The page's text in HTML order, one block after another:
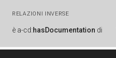
RELAZIONI INVERSE
è a-cd:hasDocumentation di